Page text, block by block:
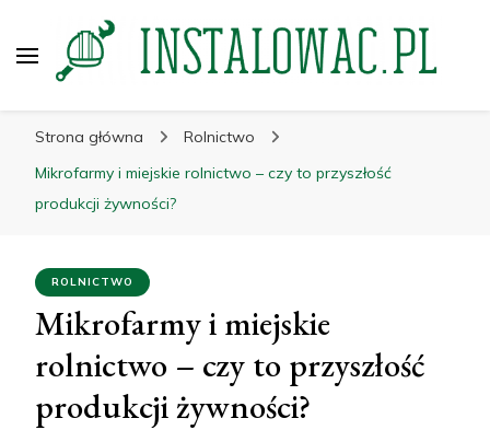
Strona główna
Rolnictwo
Mikrofarmy i miejskie rolnictwo – czy to przyszłość
produkcji żywności?
ROLNICTWO
Mikrofarmy i miejskie
rolnictwo – czy to przyszłość
produkcji żywności?